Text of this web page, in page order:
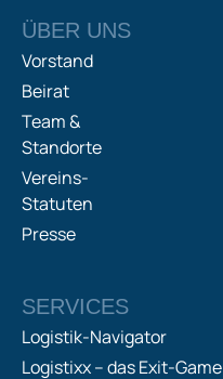
ÜBER UNS
Vorstand
Beirat
Team &
Standorte
Vereins-
Statuten
Presse
SERVICES
Logistik-Navigator
Logistixx – das Exit-Game